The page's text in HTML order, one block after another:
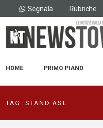
Segnala Rubriche
HOME PRIMO PIANO
TAG: STAND ASL